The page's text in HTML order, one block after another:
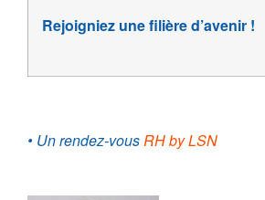
Rejoigniez une filière d’avenir !
• Un rendez-vousRH by LSN